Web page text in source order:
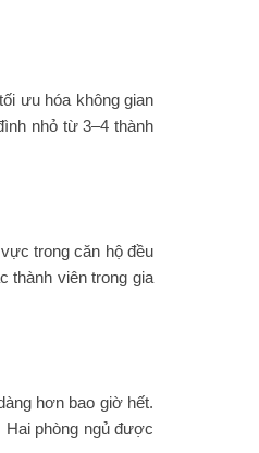
ưu hóa không gian
nhỏ từ 3–4 thành
trong căn hộ đều
thành viên trong gia
hơn bao giờ hết.
Hai phòng ngủ được